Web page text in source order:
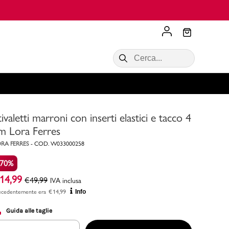
Acquista ora
VALIGIE CIAK
Scopri di più
Consigli
marroni con inserti elastici e tacco 4
Lora Ferres
FERRES - COD. W033000258
14,99 €49,99 IVA inclusa
era €14,99 Info
Guida alle taglie